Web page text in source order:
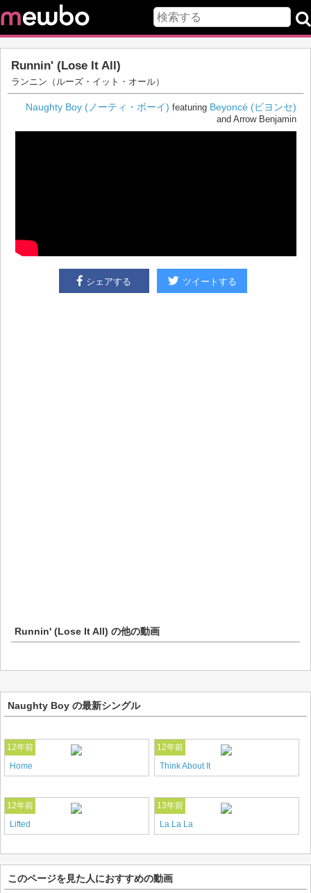
Runnin' (Lose It All)
ランニン（ルーズ・イット・オール）
Naughty Boy (ノーティ・ボーイ) featuring Beyoncé (ビヨンセ)
and Arrow Benjamin
シェアする ツイートする
Runnin' (Lose It All) の他の動画
Naughty Boy の最新シングル
12年前
Home
12年前
Think About It
12年前
Lifted
13年前
La La La
このページを見た人におすすめの動画